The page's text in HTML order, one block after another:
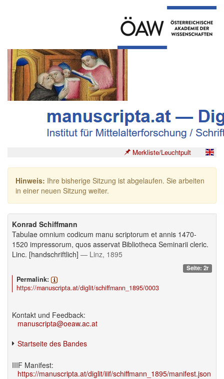
Merkliste/Leuchtpult
Hinweis: Ihre bisherige Sitzung ist abgelaufen. Sie arbeiten
in einer neuen Sitzung weiter.
Konrad Schiffmann
Tabulae omnium codicum manu scriptorum et annis 1470-
1520 impressorum, quos asservat Bibliotheca Seminarii cleric.
Linc. [handschriftlich] — Linz, 1895
Seite: 2r
Permalink:
https://manuscripta.at/diglit/schiffmann_1895/0003
Kontakt und Feedback:
manuscripta@oeaw.ac.at
Startseite des Bandes
IIIF Manifest:
https://manuscripta.at/diglit/iiif/schiffmann_1895/manifest.json